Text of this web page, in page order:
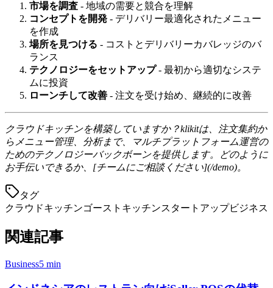
市場を調査 - 地域の需要と競合を理解
コンセプトを開発 - デリバリー最適化されたメニュー
を作成
場所を見つける - コストとデリバリーカバレッジのバ
ランス
テクノロジーをセットアップ- 最初から適切なシステ
ムに投資
ローンチして改善 - 注文を受け始め、継続的に改善
クラウドキッチンを構築していますか？klikitは、注文集約か
らメニュー管理、分析まで、マルチプラットフォーム運営の
ためのテクノロジーバックボーンを提供します。どのように
お手伝いできるか、[チームにご相談ください](/demo)。
タグ
クラウドキッチンゴーストキッチンスタートアップビジネス
関連記事
Business5 min